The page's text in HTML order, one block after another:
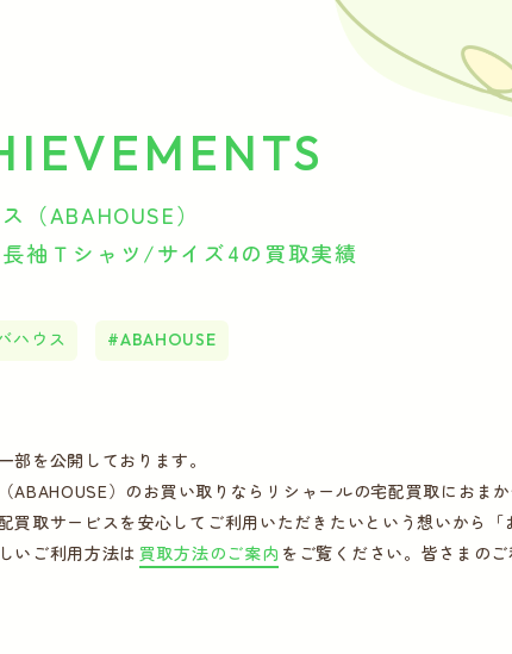
（ABAHOUSE）
長袖Ｔシャツ/サイズ4の買取実績
ハウス ABAHOUSE
部を公開しております。
ABAHOUSE）のお買い取りならリシャールの宅配買取におまか
買取サービスを安心してご利用いただきたいという想いから
いご利用方法は 買取方法のご案内 をご覧ください。皆さまの